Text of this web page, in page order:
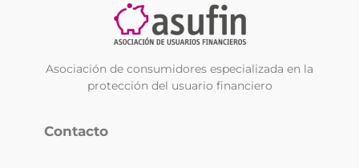
Asociación de consumidores especializada en la
protección del usuario financiero
Contacto